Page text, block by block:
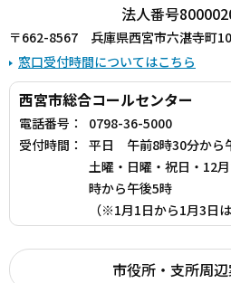
法人番号
〒662-8567 兵庫県西宮市六湛寺町10
窓口受付時間についてはこちら
西宮市総合コールセンター
電話番号：
0798-36-5000
受付時間：
平日 午前8時30分から
土曜・日曜・祝日・12
時から午後5時
（※1月1日から1月3日は
市役所・支所周